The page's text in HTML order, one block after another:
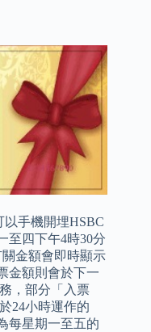
手機開埋HSBC
至四下午4時30分
金額會即時顯示
金額則會於下一
，部分「入票
24小時運作的
每星期一至五的